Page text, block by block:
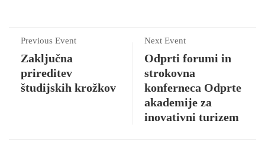
Previous Event
Zaključna
prireditev
študijskih krožkov
Next Event
Odprti forumi in
strokovna
konferneca Odprte
akademije za
inovativni turizem